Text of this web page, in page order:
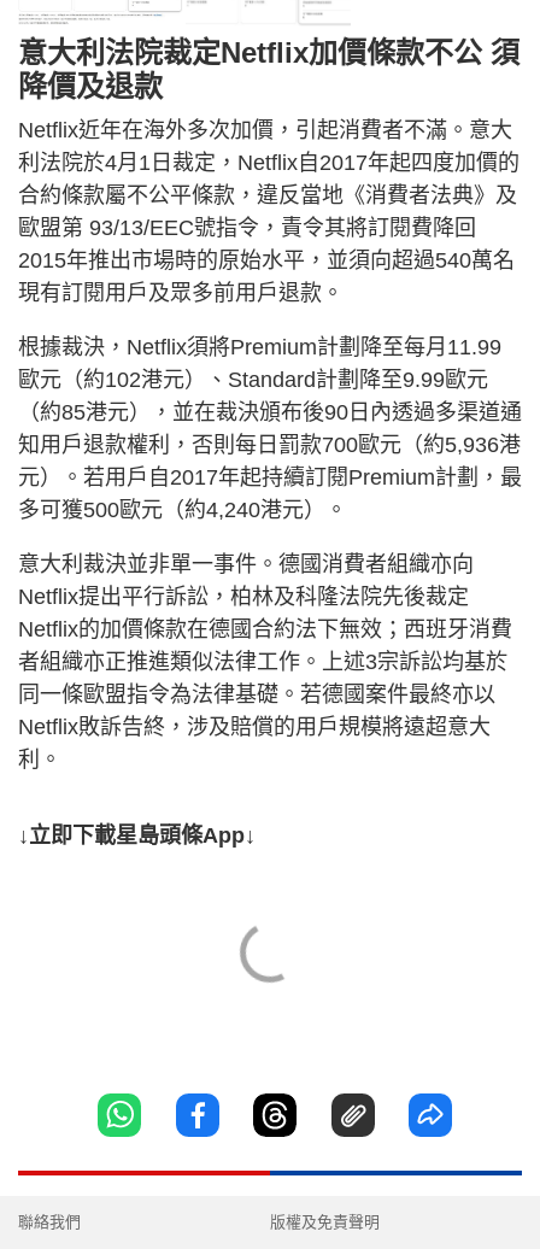
意大利法院裁定Netflix加價條款不公 須
降價及退款
Netflix近年在海外多次加價，引起消費者不滿。意大
利法院於4月1日裁定，Netflix自2017年起四度加價的
合約條款屬不公平條款，違反當地《消費者法典》及
歐盟第 93/13/EEC號指令，責令其將訂閱費降回
2015年推出市場時的原始水平，並須向超過540萬名
現有訂閱用戶及眾多前用戶退款。
根據裁決，Netflix須將Premium計劃降至每月11.99
歐元（約102港元）、Standard計劃降至9.99歐元
（約85港元），並在裁決頒布後90日內透過多渠道通
知用戶退款權利，否則每日罰款700歐元（約5,936港
元）。若用戶自2017年起持續訂閱Premium計劃，最
多可獲500歐元（約4,240港元）。
意大利裁決並非單一事件。德國消費者組織亦向
Netflix提出平行訴訟，柏林及科隆法院先後裁定
Netflix的加價條款在德國合約法下無效；西班牙消費
者組織亦正推進類似法律工作。上述3宗訴訟均基於
同一條歐盟指令為法律基礎。若德國案件最終亦以
Netflix敗訴告終，涉及賠償的用戶規模將遠超意大
利。
↓立即下載星島頭條App↓
聯絡我們 版權及免責聲明